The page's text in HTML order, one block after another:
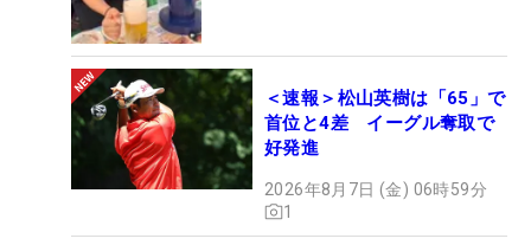
＜速報＞松山英樹は「65」で
首位と4差 イーグル奪取で
好発進
2026年8月7日 (金) 06時59分
1